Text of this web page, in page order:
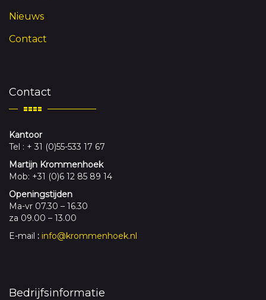
Nieuws
Contact
Contact
Kantoor
Tel : + 31 (0)55-533 17 67
Martijn Krommenhoek
Mob: +31 (0)6 12 85 89 14
Openingstijden
Ma-vr 07.30 – 16.30
za 09.00 – 13.00
E-mail : info@krommenhoek.nl
Bedrijfsinformatie